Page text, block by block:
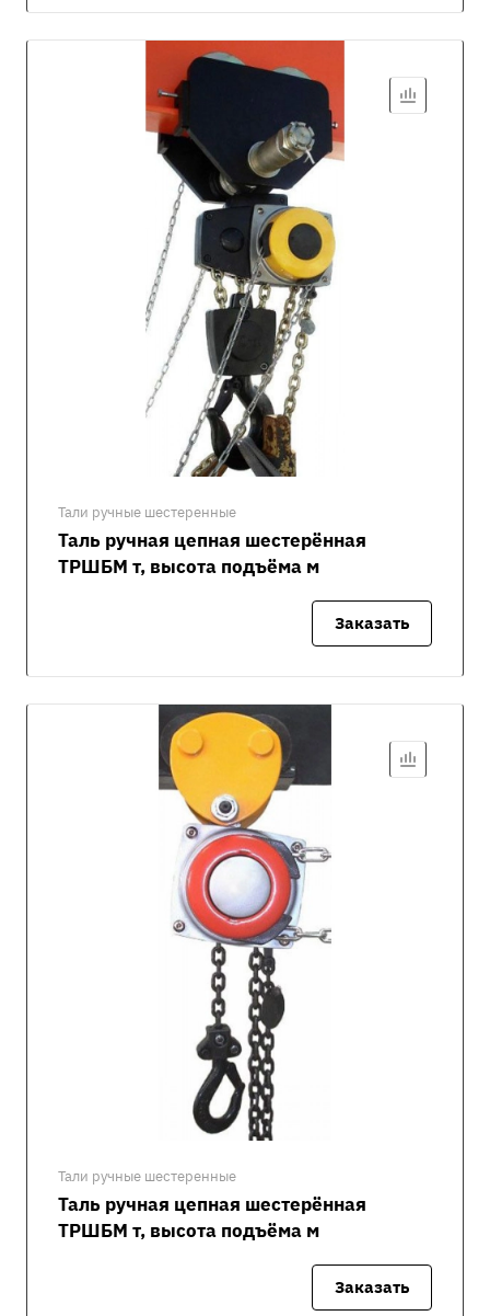
Тали ручные шестеренные
Таль ручная цепная шестерённая
ТРШБМ т, высота подъёма м
Заказать
Тали ручные шестеренные
Таль ручная цепная шестерённая
ТРШБМ т, высота подъёма м
Заказать